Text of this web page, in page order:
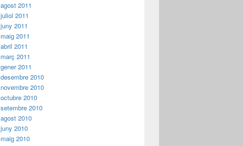
agost 2011
juliol 2011
juny 2011
maig 2011
abril 2011
març 2011
gener 2011
desembre 2010
novembre 2010
octubre 2010
setembre 2010
agost 2010
juny 2010
maig 2010